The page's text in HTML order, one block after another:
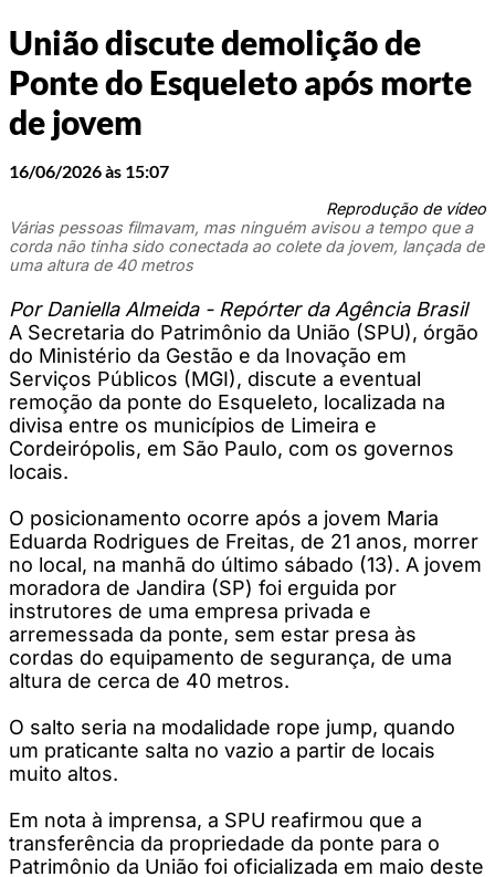
União discute demolição de
Ponte do Esqueleto após morte
de jovem
16/06/2026 às 15:07
Reprodução de vídeo
Várias pessoas filmavam, mas ninguém avisou a tempo que a
corda não tinha sido conectada ao colete da jovem, lançada de
uma altura de 40 metros
Por Daniella Almeida - Repórter da Agência Brasil
A Secretaria do Patrimônio da União (SPU), órgão
do Ministério da Gestão e da Inovação em
Serviços Públicos (MGI), discute a eventual
remoção da ponte do Esqueleto, localizada na
divisa entre os municípios de Limeira e
Cordeirópolis, em São Paulo, com os governos
locais.
O posicionamento ocorre após a jovem Maria
Eduarda Rodrigues de Freitas, de 21 anos, morrer
no local, na manhã do último sábado (13). A jovem
moradora de Jandira (SP) foi erguida por
instrutores de uma empresa privada e
arremessada da ponte, sem estar presa às
cordas do equipamento de segurança, de uma
altura de cerca de 40 metros.
O salto seria na modalidade rope jump​​, quando
um praticante salta no vazio a partir de locais
muito altos.
Em nota à imprensa, a SPU reafirmou que a
transferência da propriedade da ponte para o
Patrimônio da União foi oficializada em maio deste